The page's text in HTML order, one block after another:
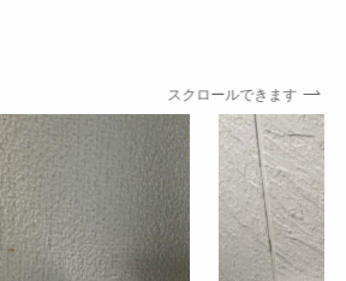
スクロールできます